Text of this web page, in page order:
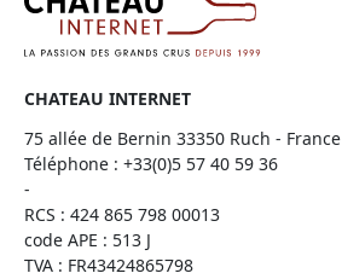
CHATEAU INTERNET
75 allée de Bernin 33350 Ruch - France
Téléphone : +33(0)5 57 40 59 36
-
RCS : 424 865 798 00013
code APE : 513 J
TVA : FR43424865798